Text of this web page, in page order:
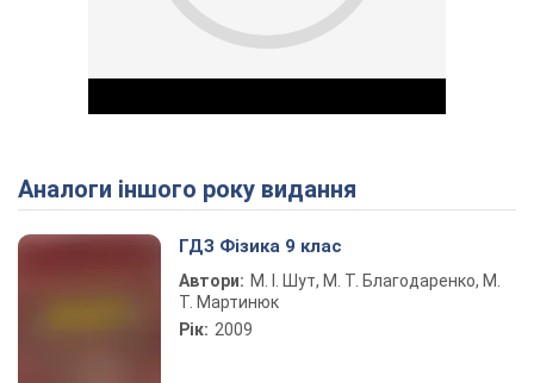
Play Video
Аналоги іншого року видання
ГДЗ Фізика 9 клас
Автори: М. І. Шут, М. Т. Благодаренко, М.
Т. Мартинюк
Рік: 2009